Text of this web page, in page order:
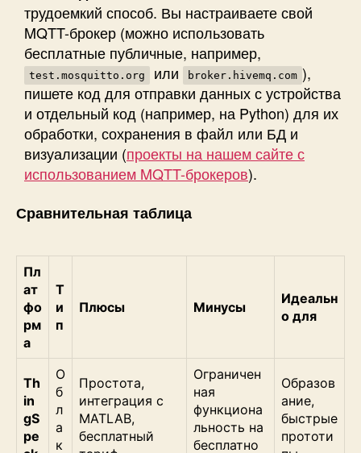
трудоемкий способ. Вы настраиваете свой
MQTT-брокер (можно использовать
бесплатные публичные, например,
test.mosquitto.org или broker.hivemq.com ),
пишете код для отправки данных с устройства
и отдельный код (например, на Python) для их
обработки, сохранения в файл или БД и
визуализации (проекты на нашем сайте с
использованием MQTT-брокеров).
Сравнительная таблица
Пл
ат
фо
рм
а
Т
и
п
Плюсы Минусы
Идеальн
о для
Th
in
gS
pe
О
б
л
а
к
Простота,
интеграция с
MATLAB,
бесплатный
Ограничен
ная
функциона
льность на
бесплатно
Образов
ание,
быстрые
прототи